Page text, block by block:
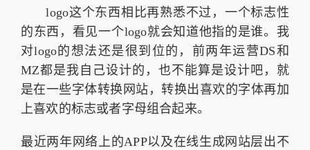
logo这个东西相比再熟悉不过，一个标志性
的东西，看见一个logo就会知道他指的是谁。我
对logo的想法还是很到位的，前两年运营DS和
MZ都是我自己设计的，也不能算是设计吧，就
是在一些字体转换网站，转换出喜欢的字体再加
上喜欢的标志或者字母组合起来。
最近两年网络上的APP以及在线生成网站层出不